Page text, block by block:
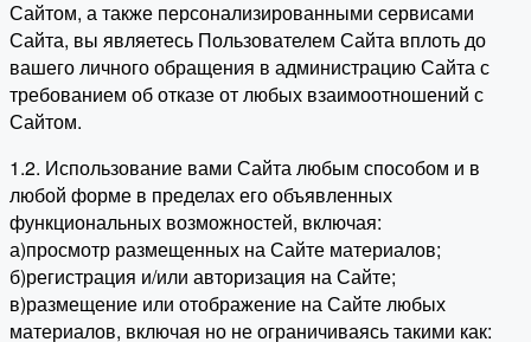
Сайтом, а также персонализированными сервисами
Сайта, вы являетесь Пользователем Сайта вплоть до
вашего личного обращения в администрацию Сайта с
требованием об отказе от любых взаимоотношений с
Сайтом.
1.2. Использование вами Сайта любым способом и в
любой форме в пределах его объявленных
функциональных возможностей, включая:
а)просмотр размещенных на Сайте материалов;
б)регистрация и/или авторизация на Сайте;
в)размещение или отображение на Сайте любых
материалов, включая но не ограничиваясь такими как: